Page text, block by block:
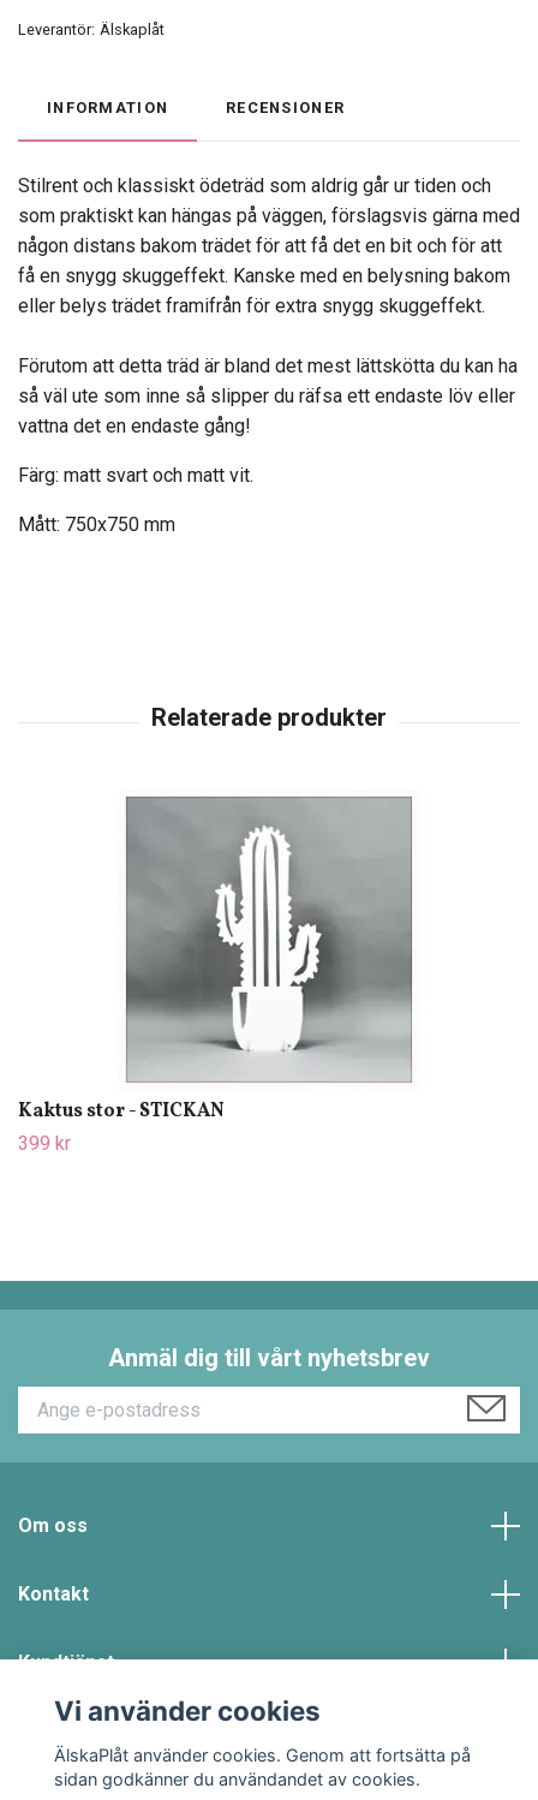
Leverantör: Älskaplåt
INFORMATION RECENSIONER
Stilrent och klassiskt ödeträd som aldrig går ur tiden och
som praktiskt kan hängas på väggen, förslagsvis gärna med
någon distans bakom trädet för att få det en bit och för att
få en snygg skuggeffekt. Kanske med en belysning bakom
eller belys trädet framifrån för extra snygg skuggeffekt.
Förutom att detta träd är bland det mest lättskötta du kan ha
så väl ute som inne så slipper du räfsa ett endaste löv eller
vattna det en endaste gång!
Färg: matt svart och matt vit.
Mått: 750x750 mm
Kaktus stor - STICKAN
399 kr
Anmäl dig till vårt nyhetsbrev
Om oss
Kontakt
Kundtjänst
Vi använder cookies
ÄlskaPlåt använder cookies. Genom att fortsätta på
sidan godkänner du användandet av cookies.